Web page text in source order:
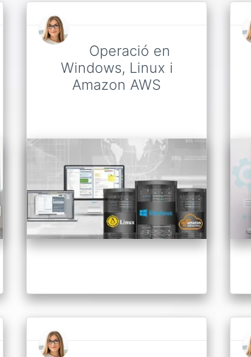
Operació en
Windows, Linux i
Amazon AWS